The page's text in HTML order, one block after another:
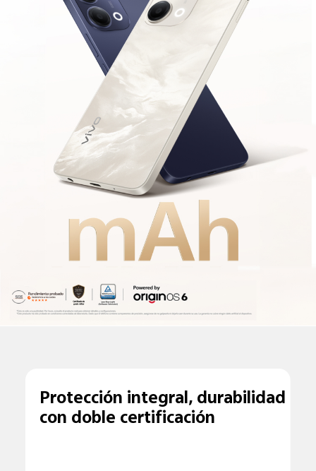
Protección integral, durabilidad
con doble certificación